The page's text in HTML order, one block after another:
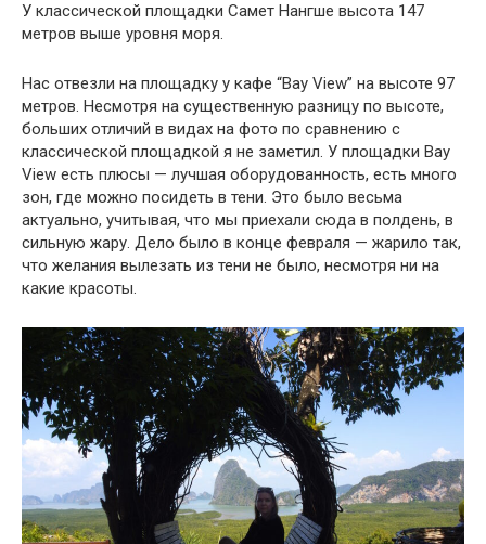
У классической площадки Самет Нангше высота 147
метров выше уровня моря.
Нас отвезли на площадку у кафе “Bay View” на высоте 97
метров. Несмотря на существенную разницу по высоте,
больших отличий в видах на фото по сравнению с
классической площадкой я не заметил. У площадки Bay
View есть плюсы — лучшая оборудованность, есть много
зон, где можно посидеть в тени. Это было весьма
актуально, учитывая, что мы приехали сюда в полдень, в
сильную жару. Дело было в конце февраля — жарило так,
что желания вылезать из тени не было, несмотря ни на
какие красоты.